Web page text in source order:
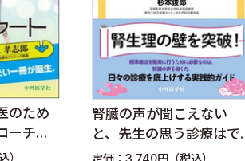
side
究の最前線
アクアポリン
のため
ーチャ
）
腎臓の声が聞こえない
と、先生の思う診療はで
きませんよ
定価：3,740円（税込）